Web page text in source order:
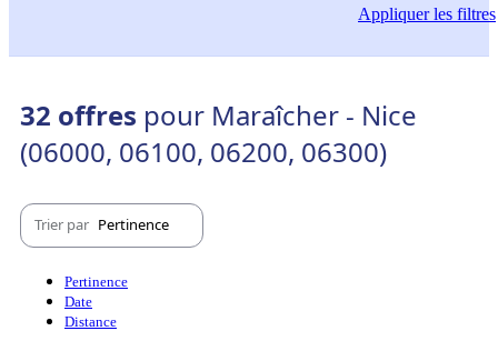
Appliquerles filtres
32 offres pour Maraîcher - Nice
(06000, 06100, 06200, 06300)
Trier par Pertinence
Pertinence
Date
Distance